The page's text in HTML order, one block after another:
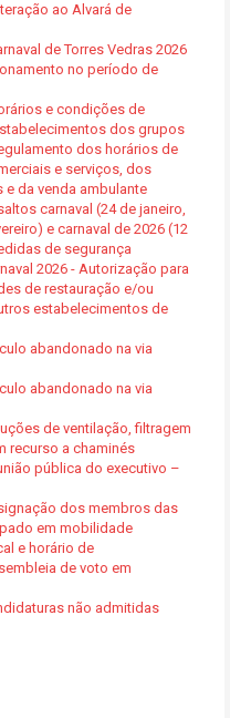
ao Alvará de
de Torres Vedras 2026
no período de
e condições de
dos grupos
dos horários de
e serviços, dos
da venda ambulante
carnaval (24 de janeiro,
e carnaval de 2026 (12
de segurança
2026 - Autorização para
de restauração e/ou
estabelecimentos de
abandonado na via
abandonado na via
de ventilação, filtragem
recurso a chaminés
pública do executivo –
dos membros das
em mobilidade
e horário de
de voto em
não admitidas